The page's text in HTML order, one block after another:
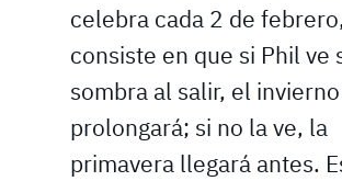
celebra cada 2 de
consiste en que si Phil ve
sombra al salir, el
prolongará; si no la ve, la
primavera llegará antes.